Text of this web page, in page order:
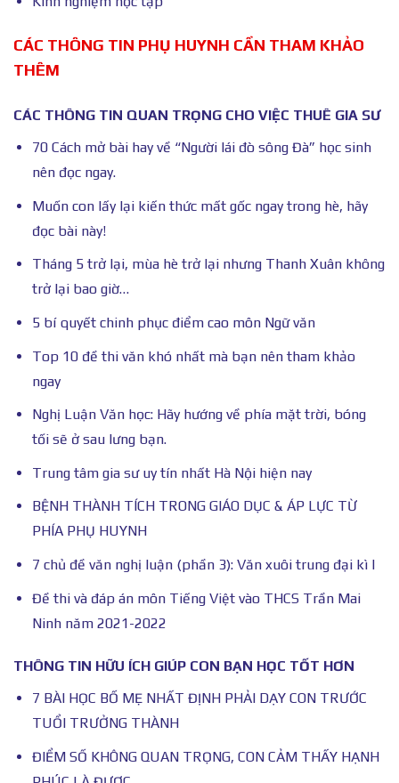
CÁC THÔNG TIN PHỤ HUYNH CẦN THAM KHẢO
THÊM
CÁC THÔNG TIN QUAN TRỌNG CHO VIỆC THUÊ GIA SƯ
70 Cách mở bài hay về “Người lái đò sông Đà” học sinh
nên đọc ngay.
Muốn con lấy lại kiến thức mất gốc ngay trong hè, hãy
đọc bài này!
Tháng 5 trở lại, mùa hè trở lại nhưng Thanh Xuân không
trở lại bao giờ…
5 bí quyết chinh phục điểm cao môn Ngữ văn
Top 10 đề thi văn khó nhất mà bạn nên tham khảo
ngay
Nghị Luận Văn học: Hãy hướng về phía mặt trời, bóng
tối sẽ ở sau lưng bạn.
Trung tâm gia sư uy tín nhất Hà Nội hiện nay
BỆNH THÀNH TÍCH TRONG GIÁO DỤC & ÁP LỰC TỪ
PHÍA PHỤ HUYNH
7 chủ đề văn nghị luận (phần 3): Văn xuôi trung đại kì I
Đề thi và đáp án môn Tiếng Việt vào THCS Trần Mai
Ninh năm 2021-2022
THÔNG TIN HỮU ÍCH GIÚP CON BẠN HỌC TỐT HƠN
7 BÀI HỌC BỐ MẸ NHẤT ĐỊNH PHẢI DẠY CON TRƯỚC
TUỔI TRƯỞNG THÀNH
ĐIỂM SỐ KHÔNG QUAN TRỌNG, CON CẢM THẤY HẠNH